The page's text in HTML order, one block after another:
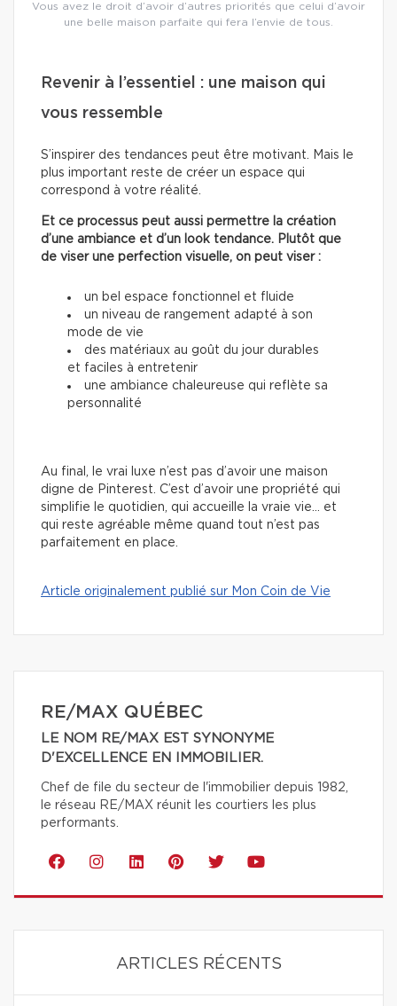
Vous avez le droit d’avoir d’autres priorités que celui d’avoir
une belle maison parfaite qui fera l’envie de tous.
Revenir à l’essentiel : une maison qui
vous ressemble
S’inspirer des tendances peut être motivant. Mais le
plus important reste de créer un espace qui
correspond à votre réalité.
Et ce processus peut aussi permettre la création
d’une ambiance et d’un look tendance. Plutôt que
de viser une perfection visuelle, on peut viser :
un bel espace fonctionnel et fluide
un niveau de rangement adapté à son
mode de vie
des matériaux au goût du jour durables
et faciles à entretenir
une ambiance chaleureuse qui reflète sa
personnalité
Au final, le vrai luxe n’est pas d’avoir une maison
digne de Pinterest. C’est d’avoir une propriété qui
simplifie le quotidien, qui accueille la vraie vie… et
qui reste agréable même quand tout n’est pas
parfaitement en place.
Article originalement publié sur Mon Coin de Vie
RE/MAX QUÉBEC
LE NOM RE/MAX EST SYNONYME
D'EXCELLENCE EN IMMOBILIER.
Chef de file du secteur de l'immobilier depuis 1982,
le réseau RE/MAX réunit les courtiers les plus
performants.
ARTICLES RÉCENTS